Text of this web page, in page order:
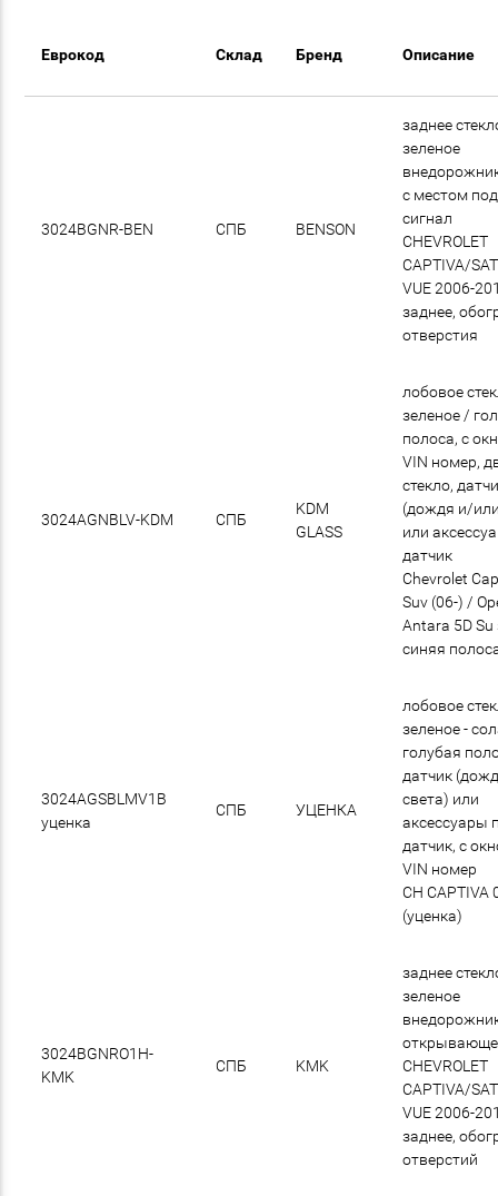
Еврокод Склад Бренд Описание
3024BGNR-BEN СПБ BENSON
заднее
зеленое
с местом
сигнал
CHEVROLET
CAPTIVA/
VUE 2006-
заднее,
отверстия
3024AGNBLV-KDM СПБ
KDM
GLASS
лобовое
зеленое /
полоса, с
VIN номер,
стекло,
(дождя и/
или
датчик
Chevrolet
Suv (06-) /
Antara 5D Su
синяя
3024AGSBLMV1B
уценка
СПБ УЦЕНКА
лобовое
зеленое -
голубая
датчик
света) или
аксессуары
датчик, с
VIN номер
CH CAPTIVA
(уценка)
3024BGNRO1H-
KMK
СПБ KMK
заднее
зеленое
CHEVROLET
CAPTIVA/
VUE 2006-
заднее,
отверстий